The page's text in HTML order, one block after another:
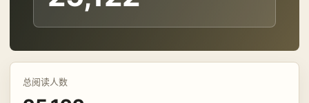
总阅读人数